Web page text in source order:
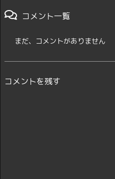
コメント一覧
まだ、コメントがありません
コメントを残す